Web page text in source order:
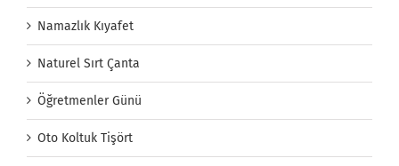
Namazlık Kıyafet
Naturel Sırt Çanta
Öğretmenler Günü
Oto Koltuk Tişört